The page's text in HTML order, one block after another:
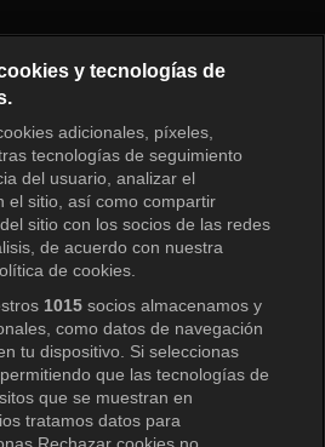
sesión
y tecnologías de
adicionales, píxeles,
tecnologías de seguimiento
del usuario, analizar el
el sitio, así como compartir
sitio con los socios de las redes
de acuerdo con nuestra
de cookies.
1015 socios almacenamos y
como datos de navegación
tu dispositivo. Si seleccionas
que las tecnologías de
que se muestran en
tratamos datos para